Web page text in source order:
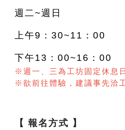
週二~週日
上午9：30~11：00
下午13：00~16：00
※週一、三為工坊固定休息日
※欲前往體驗，建議事先洽
【 報名方式 】